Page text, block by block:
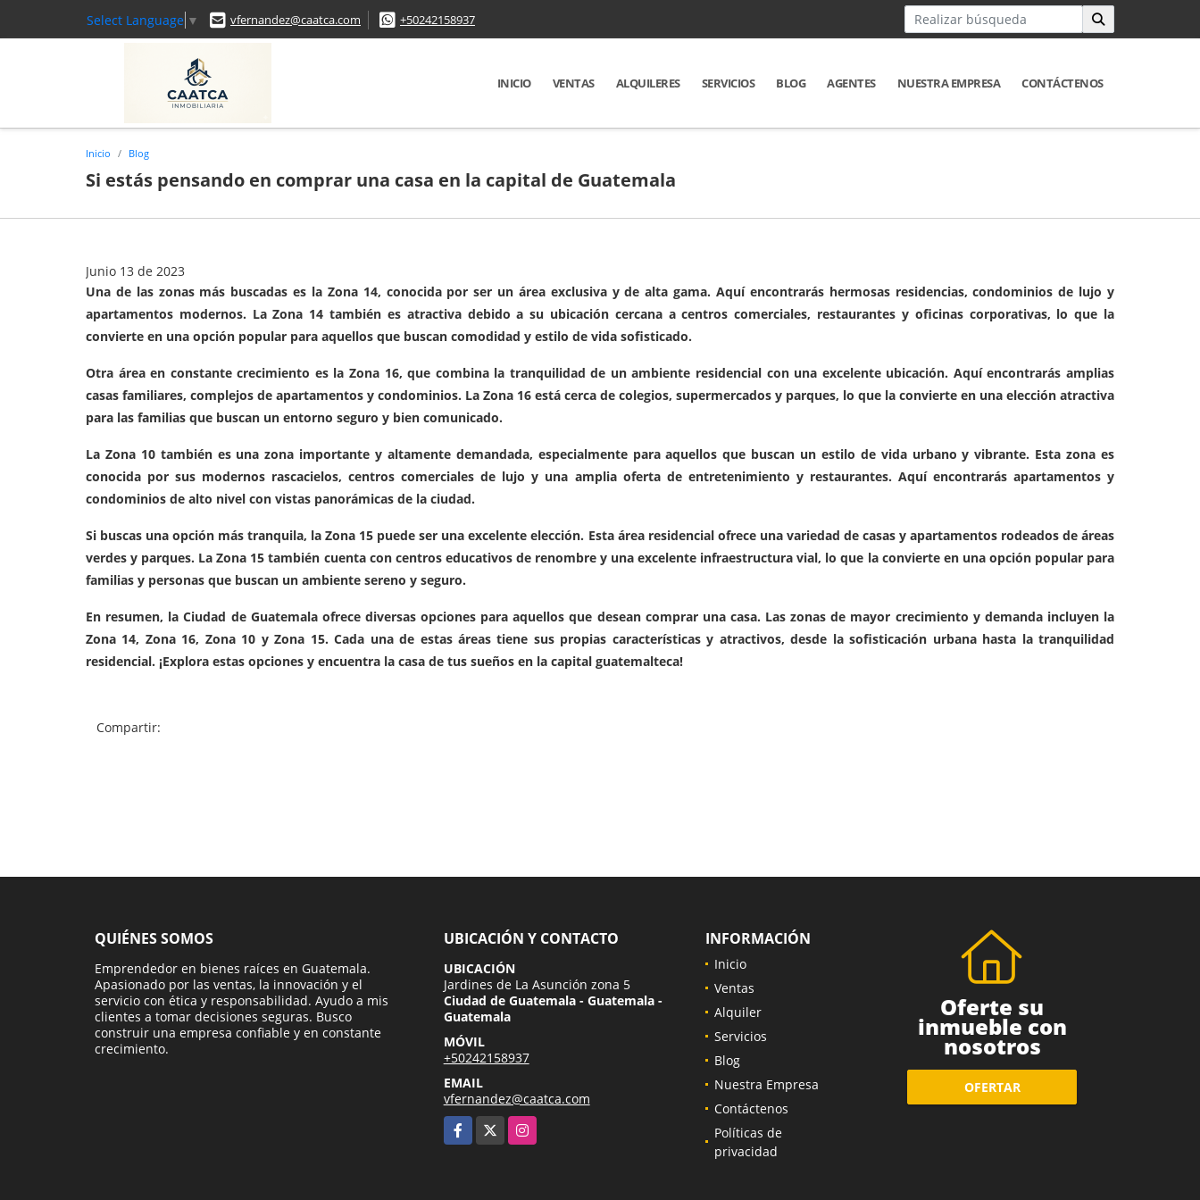
Select Language ▼ vfernandez@caatca.com +50242158937
INICIO VENTAS ALQUILERES SERVICIOS BLOG AGENTES NUESTRA EMPRESA CONTÁCTENOS
Inicio Blog
Si estás pensando en comprar una casa en la capital de Guatemala
Junio 13 de 2023
Una de las zonas más buscadas es la Zona 14, conocida por ser un área exclusiva y de alta gama. Aquí encontrarás hermosas residencias, condominios de lujo y
apartamentos modernos. La Zona 14 también es atractiva debido a su ubicación cercana a centros comerciales, restaurantes y oficinas corporativas, lo que la
convierte en una opción popular para aquellos que buscan comodidad y estilo de vida sofisticado.
Otra área en constante crecimiento es la Zona 16, que combina la tranquilidad de un ambiente residencial con una excelente ubicación. Aquí encontrarás amplias
casas familiares, complejos de apartamentos y condominios. La Zona 16 está cerca de colegios, supermercados y parques, lo que la convierte en una elección atractiva
para las familias que buscan un entorno seguro y bien comunicado.
La Zona 10 también es una zona importante y altamente demandada, especialmente para aquellos que buscan un estilo de vida urbano y vibrante. Esta zona es
conocida por sus modernos rascacielos, centros comerciales de lujo y una amplia oferta de entretenimiento y restaurantes. Aquí encontrarás apartamentos y
condominios de alto nivel con vistas panorámicas de la ciudad.
Si buscas una opción más tranquila, la Zona 15 puede ser una excelente elección. Esta área residencial ofrece una variedad de casas y apartamentos rodeados de áreas
verdes y parques. La Zona 15 también cuenta con centros educativos de renombre y una excelente infraestructura vial, lo que la convierte en una opción popular para
familias y personas que buscan un ambiente sereno y seguro.
En resumen, la Ciudad de Guatemala ofrece diversas opciones para aquellos que desean comprar una casa. Las zonas de mayor crecimiento y demanda incluyen la
Zona 14, Zona 16, Zona 10 y Zona 15. Cada una de estas áreas tiene sus propias características y atractivos, desde la sofisticación urbana hasta la tranquilidad
residencial. ¡Explora estas opciones y encuentra la casa de tus sueños en la capital guatemalteca!
Compartir:
QUIÉNES SOMOS
Emprendedor en bienes raíces en Guatemala.
Apasionado por las ventas, la innovación y el
servicio con ética y responsabilidad. Ayudo a mis
clientes a tomar decisiones seguras. Busco
construir una empresa confiable y en constante
crecimiento.
UBICACIÓN Y CONTACTO
UBICACIÓN
Jardines de La Asunción zona 5
Ciudad de Guatemala - Guatemala -
Guatemala
MÓVIL
+50242158937
EMAIL
vfernandez@caatca.com
Facebook
Instagram
INFORMACIÓN
Inicio
Ventas
Alquiler
Servicios
Blog
Nuestra Empresa
Contáctenos
Políticas de
privacidad
Oferte su
inmueble con
nosotros
OFERTAR